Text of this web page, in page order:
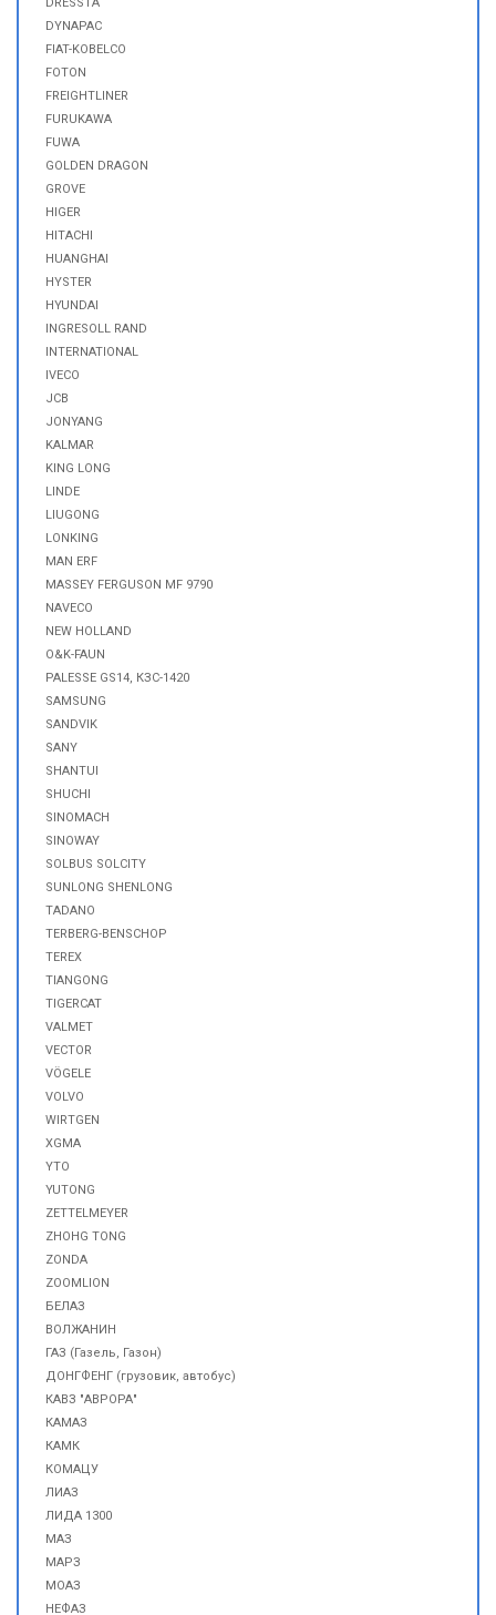
DYNAPAC
FIAT-KOBELCO
FOTON
FREIGHTLINER
FURUKAWA
FUWA
GOLDEN DRAGON
GROVE
HIGER
HITACHI
HUANGHAI
HYSTER
HYUNDAI
INGRESOLL RAND
INTERNATIONAL
IVECO
JCB
JONYANG
KALMAR
KING LONG
LINDE
LIUGONG
LONKING
MAN ERF
MASSEY FERGUSON MF 9790
NAVECO
NEW HOLLAND
O&K-FAUN
PALESSE GS14, КЗС-1420
SAMSUNG
SANDVIK
SANY
SHANTUI
SHUCHI
SINOMACH
SINOWAY
SOLBUS SOLCITY
SUNLONG SHENLONG
TADANO
TERBERG-BENSCHOP
TEREX
TIANGONG
TIGERCAT
VALMET
VECTOR
VÖGELE
VOLVO
WIRTGEN
XGMA
YTO
YUTONG
ZETTELMEYER
ZHOHG TONG
ZONDA
ZOOMLION
БЕЛАЗ
ВОЛЖАНИН
ГАЗ (Газель, Газон)
ДОНГФЕНГ (грузовик, автобус)
КАВЗ "АВРОРА"
КАМАЗ
КАМК
КОМАЦУ
ЛИАЗ
ЛИДА 1300
МАЗ
МАРЗ
МОАЗ
НЕФАЗ